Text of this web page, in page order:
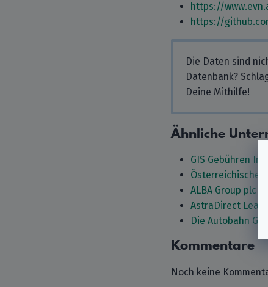
https://
https://
Die Daten sind
Datenbank?
Deine Mithilfe!
Ähnliche
GIS Gebühren
Österreichische
ALBA Group plc &
AstraDirect
Die Autobahn
Kommentare
Noch keine